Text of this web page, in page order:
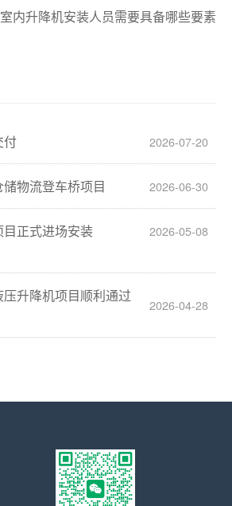
内升降机安装人员需要具备哪些要素
付 2026-07-20
物流登车桥项目 2026-06-30
正式进场安装 2026-05-08
升降机项目顺利通过
2026-04-28